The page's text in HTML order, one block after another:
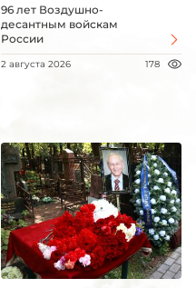
96 лет Воздушно-
десантным войскам
России
2 августа 2026 178